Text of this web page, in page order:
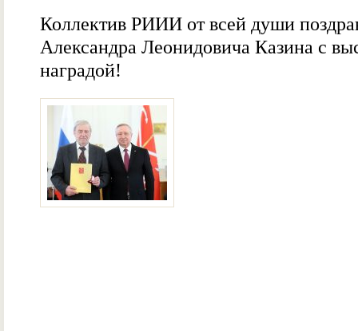
Коллектив РИИИ от всей души
Александра Леонидовича Казина с
наградой!